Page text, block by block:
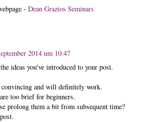
- Dean Grazios Seminars
2014 um 10:47
ideas you've introduced to your post.
and will definitely work.
too brief for beginners.
prolong them a bit from subsequent time?